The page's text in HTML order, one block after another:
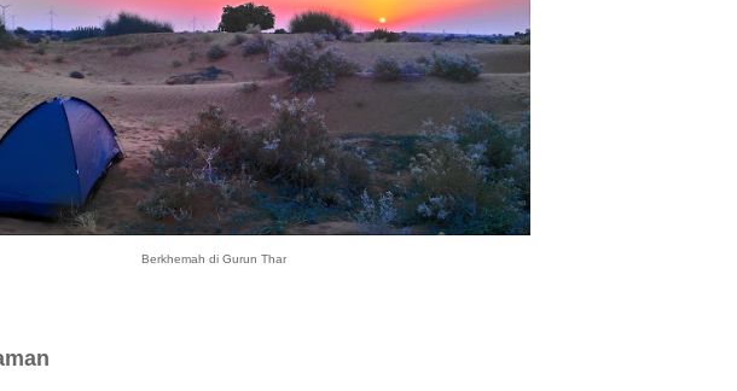
Berkhemah di Gurun Thar